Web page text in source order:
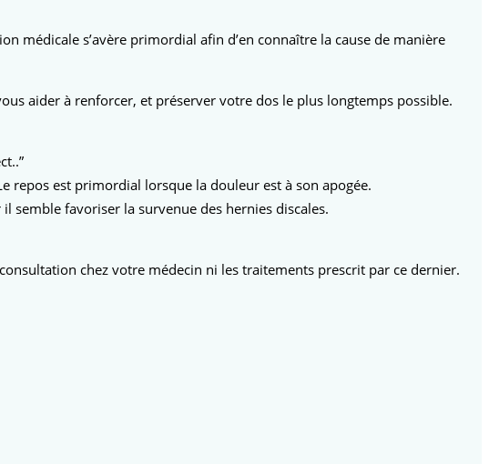
médicale s’avère primordial afin d’en connaître la cause de manière
aider à renforcer, et préserver votre dos le plus longtemps possible.
repos est primordial lorsque la douleur est à son apogée.
semble favoriser la survenue des hernies discales.
chez votre médecin ni les traitements prescrit par ce dernier.